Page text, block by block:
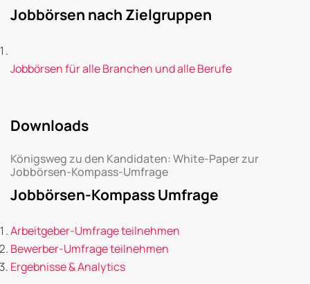
Jobbörsen nach Zielgruppen
Jobbörsen für alle Branchen und alle Berufe
Downloads
Königsweg zu den Kandidaten: White-Paper zur
Jobbörsen-Kompass-Umfrage
Jobbörsen-Kompass Umfrage
Arbeitgeber-Umfrage teilnehmen
Bewerber-Umfrage teilnehmen
Ergebnisse & Analytics